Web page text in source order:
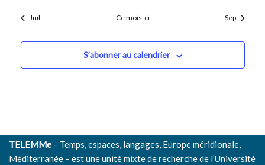
Juil Ce mois-ci Sep
S’abonner au calendrier
TELEMMe – Temps, espaces, langages, Europe méridionale,
Méditerranée – est une unité mixte de recherche de l’Université